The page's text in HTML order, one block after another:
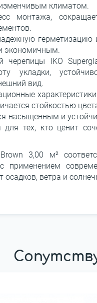
климатом.
монтажа,
герметизацию
экономичным.
черепицы IKO
укладки,
вид.
стойкостью
насыщенным и
тех, кто ценит
3,00 м²
применением
ветра и